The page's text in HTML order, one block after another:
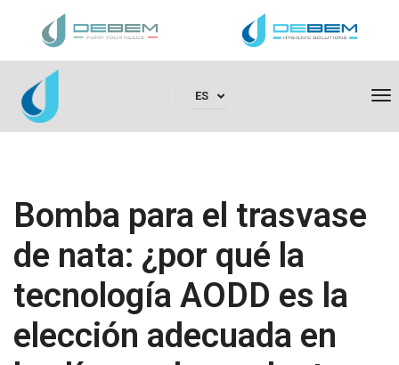
ES
Bomba para el trasvase
de nata: ¿por qué la
tecnología AODD es la
elección adecuada en